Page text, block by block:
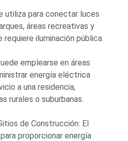
utiliza para conectar luces
áreas recreativas y
iluminación pública.
emplearse en áreas
energía eléctrica
a una residencia,
rurales o suburbanas.
de Construcción: El
proporcionar energía